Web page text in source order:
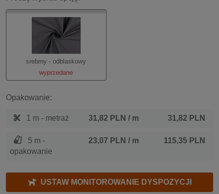
srebrny - odblaskowy
wyprzedane
Opakowanie:
1 m - metraż 31,82 PLN / m 31,82 PLN
5 m -
opakowanie
23,07 PLN / m 115,35 PLN
USTAW MONITOROWANIE DYSPOZYCJI